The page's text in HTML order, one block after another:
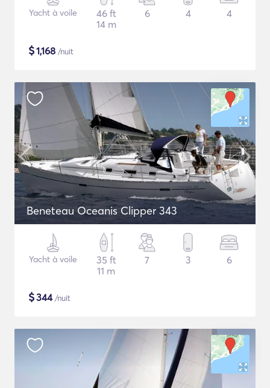
Yacht à voile
46 ft
14 m
6 4 4
$1,168 /nuit
Beneteau Oceanis Clipper 343
Yacht à voile
35 ft
11 m
7 3 6
$344/nuit